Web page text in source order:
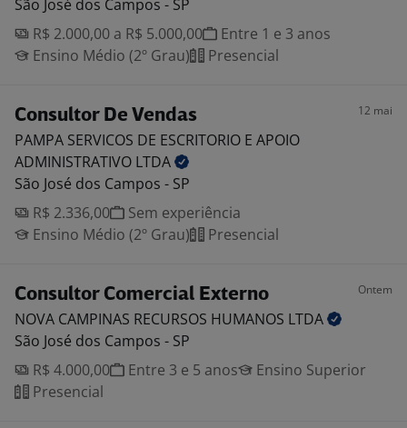
São José dos Campos - SP
R$ 2.000,00 a R$ 5.000,00
Entre 1 e 3 anos
Ensino Médio (2º Grau)
Presencial
Consultor De Vendas 12 mai
PAMPA SERVICOS DE ESCRITORIO E APOIO
ADMINISTRATIVO LTDA
São José dos Campos - SP
R$ 2.336,00
Sem experiência
Ensino Médio (2º Grau)
Presencial
Consultor Comercial Externo Ontem
NOVA CAMPINAS RECURSOS HUMANOS LTDA
São José dos Campos - SP
R$ 4.000,00
Entre 3 e 5 anos
Ensino Superior
Presencial